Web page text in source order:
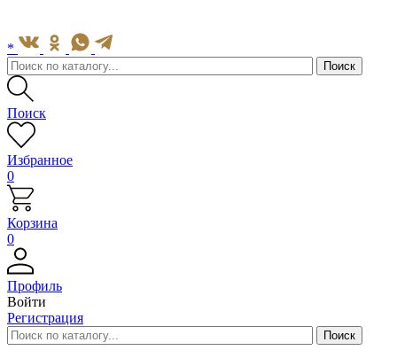
*
Поиск
Избранное
0
Корзина
0
Профиль
Войти
Регистрация